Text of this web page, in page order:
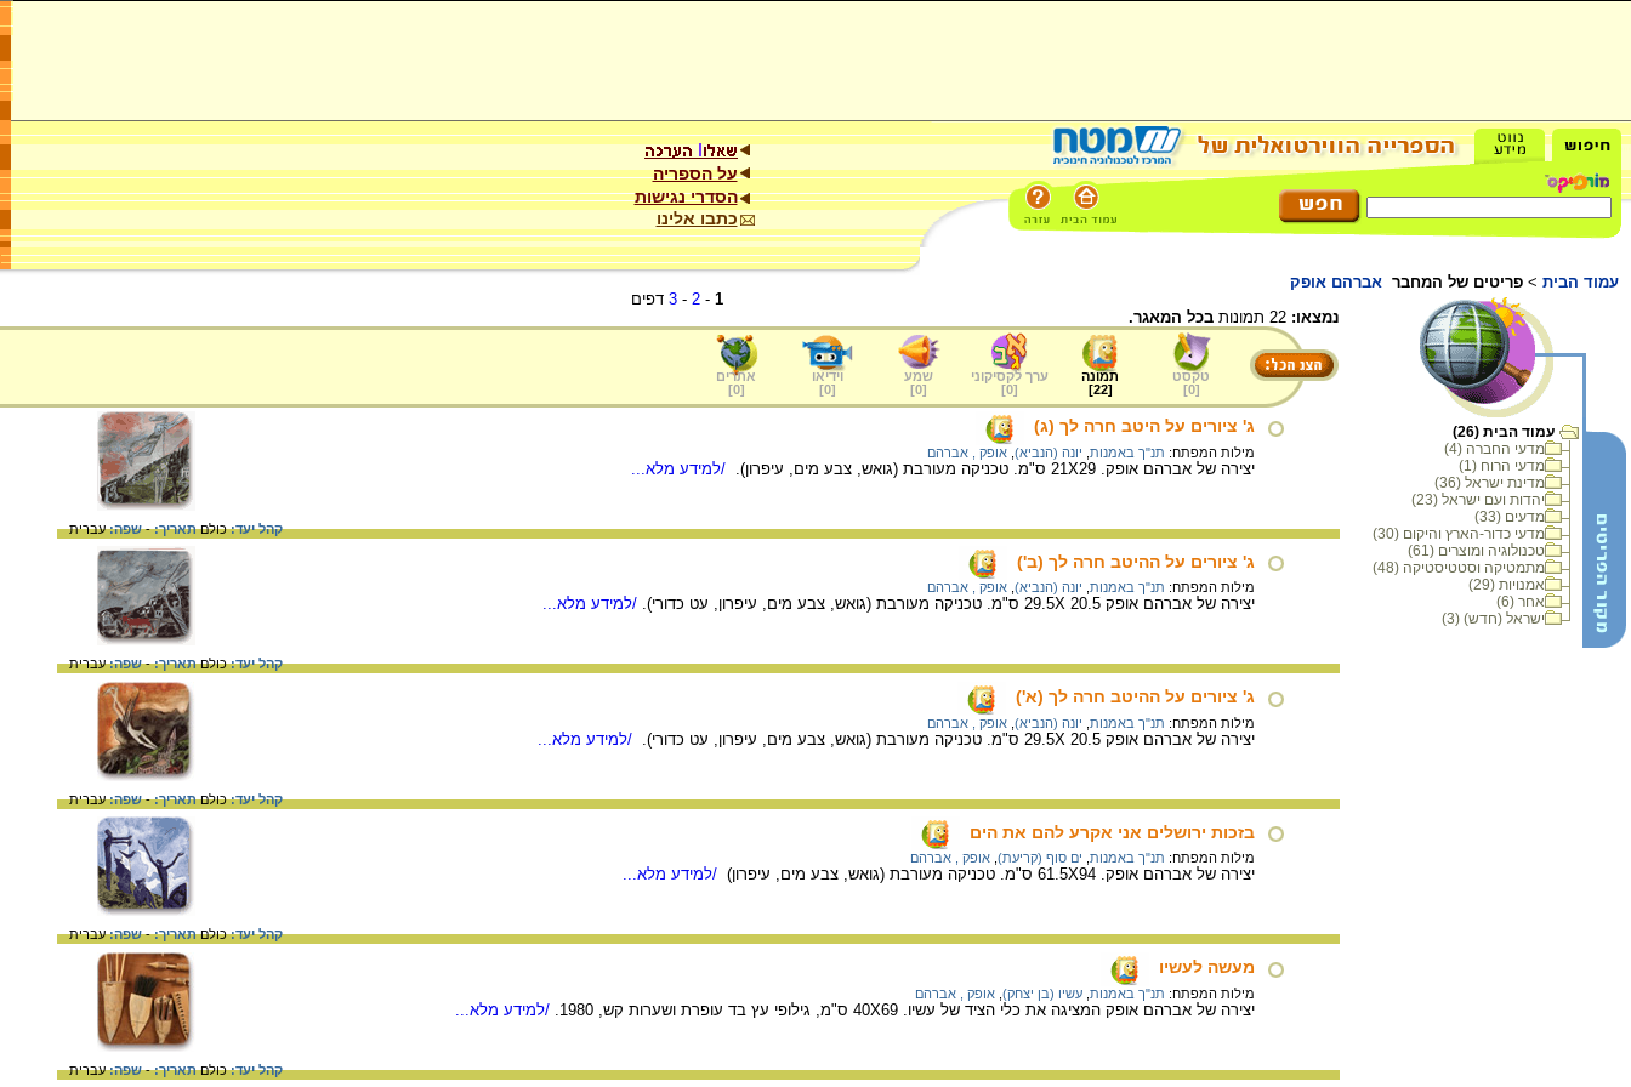
על הספריה
הסדרי נגישות
כתבו אלינו
עמוד הבית > פריטים של המחבר אברהם אופק
עמוד הבית (26)
מדעי החברה (4)
מדעי הרוח (1)
מדינת ישראל (36)
יהדות ועם ישראל (23)
מדעים (33)
מדעי כדור-הארץ והיקום (30)
טכנולוגיה ומוצרים (61)
מתמטיקה וסטטיסטיקה (48)
אמנויות (29)
אחר (6)
ישראל (חדש) (3)
1
-
2
-
3 דפים
נמצאו:
בכל המאגר.
טקסט
[
0
]
תמונה
[
22
]
ערך לקסיקוני
[
0
]
שמע
[
0
]
וידיאו
[
0
]
אתרים
[
0
]
ג' ציורים על היטב חרה לך (ג)
מילות המפתח: תנ"ך באמנות יונה (הנביא) אופק , אברהם
יצירה של אברהם אופק. 21X29 ס"מ. טכניקה מעורבת (גואש, צבע מים, עיפרון). /למידע מלא...
קהל יעד:כולםתאריך:-שפה:עברית
ג' ציורים על ההיטב חרה לך (ב')
מילות המפתח: תנ"ך באמנות יונה (הנביא) אופק , אברהם
יצירה של אברהם אופק 29.5X 20.5 ס"מ. טכניקה מעורבת (גואש, צבע מים, עיפרון, עט כדורי). /למידע מלא...
קהל יעד:כולםתאריך:-שפה:עברית
ג' ציורים על ההיטב חרה לך (א')
מילות המפתח: תנ"ך באמנות יונה (הנביא) אופק , אברהם
יצירה של אברהם אופק 29.5X 20.5 ס"מ. טכניקה מעורבת (גואש, צבע מים, עיפרון, עט כדורי). /למידע מלא...
קהל יעד:כולםתאריך:-שפה:עברית
בזכות ירושלים אני אקרע להם את הים
מילות המפתח: תנ"ך באמנות ים סוף (קריעת) אופק , אברהם
יצירה של אברהם אופק. 61.5X94 ס"מ. טכניקה מעורבת (גואש, צבע מים, עיפרון) /למידע מלא...
קהל יעד:כולםתאריך:-שפה:עברית
מעשה לעשיו
מילות המפתח: תנ"ך באמנות עשיו (בן יצחק) אופק , אברהם
יצירה של אברהם אופק המציגה את כלי הציד של עשיו. 40X69 ס"מ, גילופי עץ בד עופרת ושערות קש, 1980. /למידע מלא...
קהל יעד:כולםתאריך:-שפה:עברית